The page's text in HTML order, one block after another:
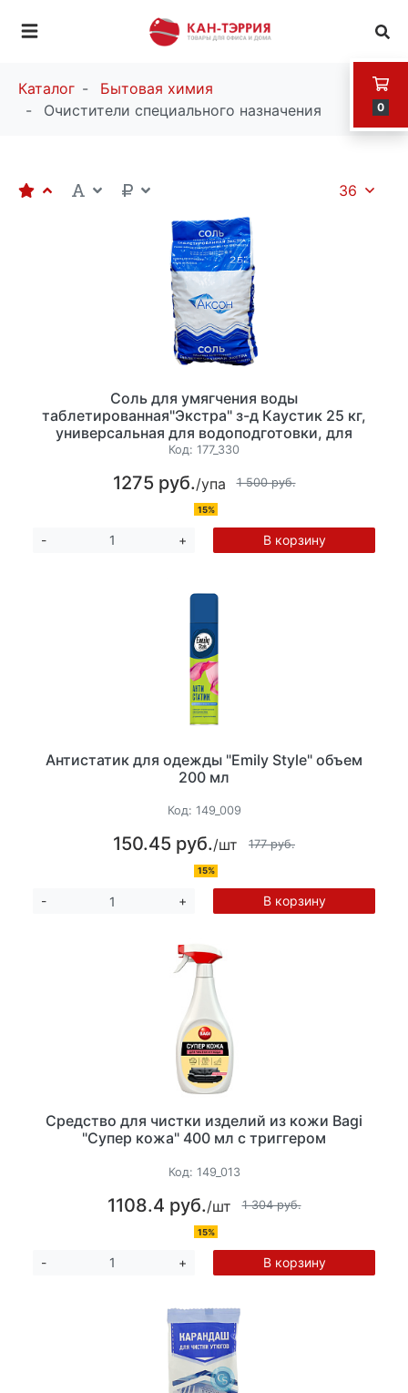
0
Каталог
Бытовая химия
Очистители специального назначения
36
Соль для умягчения воды
таблетированная"Экстра" з-д Каустик 25 кг,
универсальная для водоподготовки, для
фильтрации систем очистки воды, в том
Код: 177_330
1275 руб./упа 1 500 руб.
15%
- + В корзину
Антистатик для одежды "Emily Style" объем
200 мл
Код: 149_009
150.45 руб./шт 177 руб.
15%
- + В корзину
Средство для чистки изделий из кожи Bagi
"Супер кожа" 400 мл с триггером
Код: 149_013
1108.4 руб./шт 1 304 руб.
15%
- + В корзину